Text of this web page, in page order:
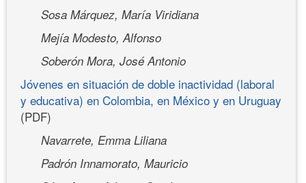
Sosa Márquez, María Viridiana
Mejía Modesto, Alfonso
Soberón Mora, José Antonio
Jóvenes en situación de doble inactividad (laboral
y educativa) en Colombia, en México y en Uruguay
(PDF)
Navarrete, Emma Liliana
Padrón Innamorato, Mauricio